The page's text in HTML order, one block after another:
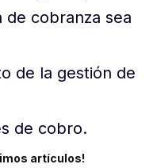
de cobranza sea
de la gestión de
de cobro.
artículos!